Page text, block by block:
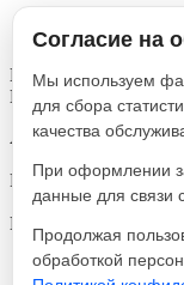
Описание
Патрубок отопителя
ВПТ
Артикул
Реквизиты
Комплекты /
Производитель
ВПТ
Согласие на
Мы используем
для сбора
качества
При оформлении
данные для связи
Продолжая
обработкой